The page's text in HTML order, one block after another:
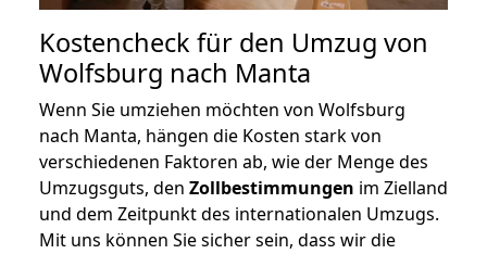
Kostencheck für den Umzug von
Wolfsburg nach Manta
Wenn Sie umziehen möchten von Wolfsburg
nach Manta, hängen die Kosten stark von
verschiedenen Faktoren ab, wie der Menge des
Umzugsguts, den Zollbestimmungen im Zielland
und dem Zeitpunkt des internationalen Umzugs.
Mit uns können Sie sicher sein, dass wir die